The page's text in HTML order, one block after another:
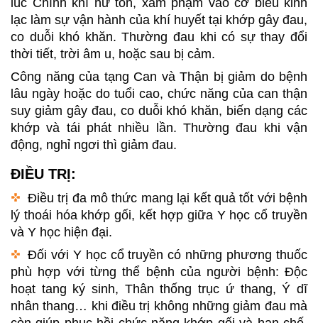
lạc làm sự vận hành của khí huyết tại khớp gây đau,
co duỗi khó khăn. Thường đau khi có sự thay đổi
thời tiết, trời âm u, hoặc sau bị cảm.
Công năng của tạng Can và Thận bị giảm do bệnh
lâu ngày hoặc do tuổi cao, chức năng của can thận
suy giảm gây đau, co duỗi khó khăn, biến dạng các
khớp và tái phát nhiều lần. Thường đau khi vận
động, nghỉ ngơi thì giảm đau.
ĐIỀU TRỊ:
Điều trị đa mô thức mang lại kết quả tốt với bệnh
lý thoái hóa khớp gối, kết hợp giữa Y học cổ truyền
và Y học hiện đại.
Đối với Y học cổ truyền có những phương thuốc
phù hợp với từng thể bệnh của người bệnh: Độc
hoạt tang ký sinh, Thân thống trục ứ thang, Ý dĩ
nhân thang… khi điều trị không những giảm đau mà